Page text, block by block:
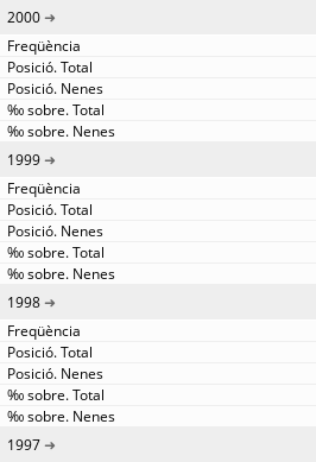
2000
1999
1998
1997